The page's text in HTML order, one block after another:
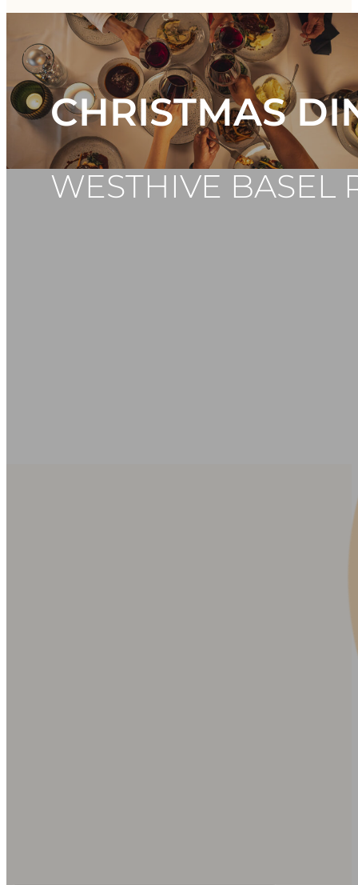
CHRISTMAS
WESTHIVE BASEL